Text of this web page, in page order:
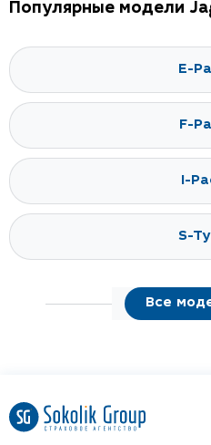
Популярные модели
E-
F-
I-
S-
Все